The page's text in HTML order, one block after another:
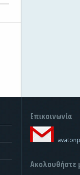
Επικοινωνία
Ακολουθήστε